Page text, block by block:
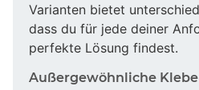
Varianten bietet
dass du für jede deiner
perfekte Lösung findest.
Außergewöhnliche